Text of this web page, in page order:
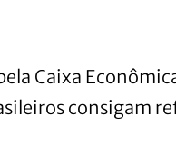
Caixa
consigam